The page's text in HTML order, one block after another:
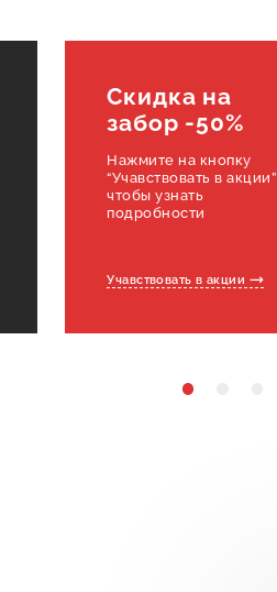
Скидка на
забор -50%
Нажмите на кнопку
“Учавствовать в акции”
чтобы узнать
подробности
Учавствовать в акции